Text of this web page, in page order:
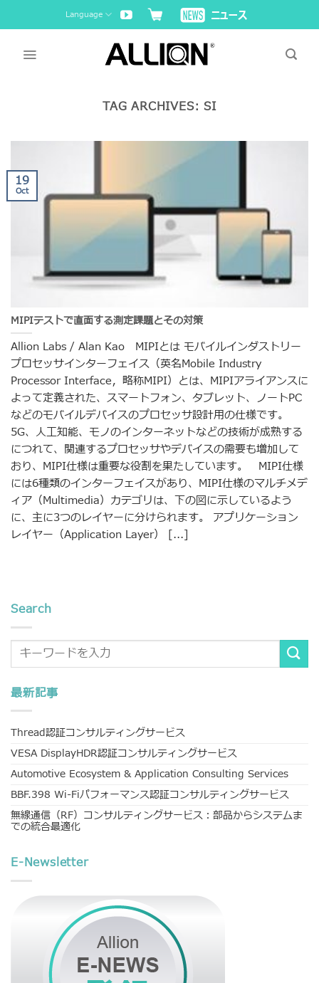
to
Language
TAG ARCHIVES: SI
MIPIテストで直面する測定課題とその対策
Allion Labs / Alan Kao MIPIとは モバイルインダストリー
プロセッサインターフェイス（英名Mobile Industry
Processor Interface，略称MIPI）とは、MIPIアライアンスに
よって定義された、スマートフォン、タブレット、ノートPC
などのモバイルデバイスのプロセッサ設計用の仕様です。
5G、人工知能、モノのインターネットなどの技術が成熟する
につれて、関連するプロセッサやデバイスの需要も増加して
おり、MIPI仕様は重要な役割を果たしています。 MIPI仕様
には6種類のインターフェイスがあり、MIPI仕様のマルチメデ
ィア（Multimedia）カテゴリは、下の図に示しているよう
に、主に3つのレイヤーに分けられます。 アプリケーション
レイヤー（Application Layer） [...]
19
Oct
Search
最新記事
Thread認証コンサルティングサービス
VESA DisplayHDR認証コンサルティングサービス
Automotive Ecosystem & Application Consulting Services
BBF.398 Wi-Fiパフォーマンス認証コンサルティングサービス
無線通信（RF）コンサルティングサービス：部品からシステムま
での統合最適化
E-Newsletter